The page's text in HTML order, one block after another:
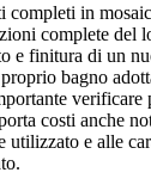
completi in
complete del
e finitura di un
bagno
verificare
costi anche
utilizzato e alle